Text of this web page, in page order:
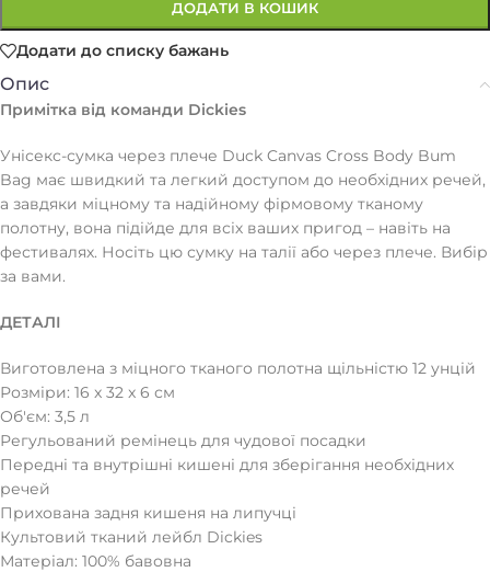
ДОДАТИ В КОШИК
Додати до списку бажань
Опис
Примітка від команди Dickies
Унісекс-сумка через плече Duck Canvas Cross Body Bum
Bag має швидкий та легкий доступом до необхідних речей,
а завдяки міцному та надійному фірмовому тканому
полотну, вона підійде для всіх ваших пригод – навіть на
фестивалях. Носіть цю сумку на талії або через плече. Вибір
за вами.
ДЕТАЛІ
Виготовлена з міцного тканого полотна щільністю 12 унцій
Розміри: 16 x 32 x 6 см
Об'єм: 3,5 л
Регульований ремінець для чудової посадки
Передні та внутрішні кишені для зберігання необхідних
речей
Прихована задня кишеня на липучці
Культовий тканий лейбл Dickies
Матеріал: 100% бавовна